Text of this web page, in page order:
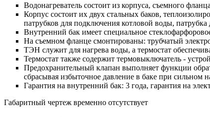
Водонагреватель состоит из корпуса, съемного
Корпус состоит их двух стальных баков,
патрубков для подключения котловой воды,
Внутренний бак имеет специальное
На съемном фланце смонтированы: трубчатый
ТЭН служит для нагрева воды, а термостат
Термостат также содержит термовыключатель -
Предохранительный клапан выполняет функции
сбрасывая избыточное давление в баке при сильном
Гарантия на внутренний бак: 3 года, гарантия на
Габаритный чертеж временно отсутствует